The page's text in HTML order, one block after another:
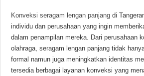
Konveksi seragam lengan panjang di
individu dan perusahaan yang ingin
dalam penampilan mereka. Dari perusahaan
olahraga, seragam lengan panjang tidak
formal namun juga meningkatkan identitas
tersedia berbagai layanan konveksi yang